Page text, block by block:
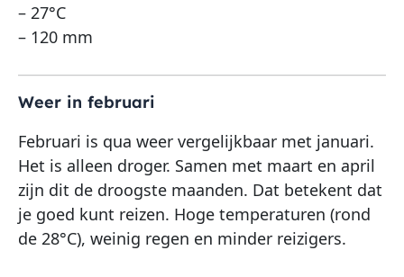
– 27°C
– 120 mm
Weer in februari
Februari is qua weer vergelijkbaar met januari.
Het is alleen droger. Samen met maart en april
zijn dit de droogste maanden. Dat betekent dat
je goed kunt reizen. Hoge temperaturen (rond
de 28°C), weinig regen en minder reizigers.